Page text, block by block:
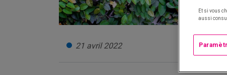
21 avril 2022
Et si vous
aussi